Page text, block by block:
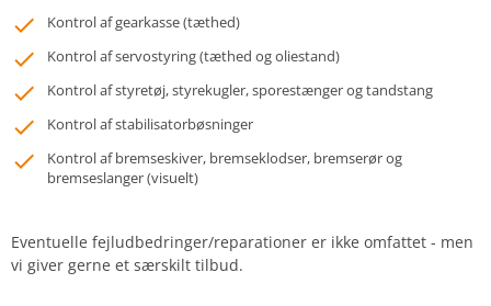
Kontrol af gearkasse (tæthed)
Kontrol af servostyring (tæthed og oliestand)
Kontrol af styretøj, styrekugler, sporestænger og tandstang
Kontrol af stabilisatorbøsninger
Kontrol af bremseskiver, bremseklodser, bremserør og
bremseslanger (visuelt)
Eventuelle fejludbedringer/reparationer er ikke omfattet - men
vi giver gerne et særskilt tilbud.